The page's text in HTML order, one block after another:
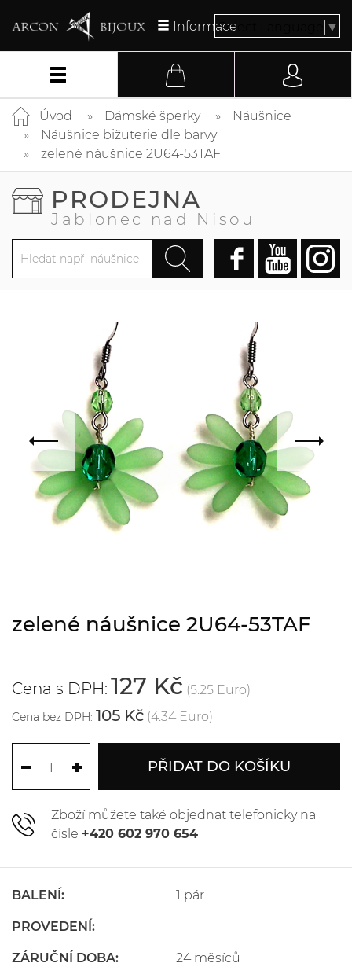
InformaceSelect Language ▼
Úvod Dámské šperky
Náušnice
Náušnice bižuterie dle barvy
zelené náušnice 2U64-53TAF
PRODEJNA
Jablonec nad Nisou
zelené náušnice 2U64-53TAF
Cena s DPH: 127 Kč (5.25 Euro)
Cena bez DPH: 105 Kč (4.34 Euro)
PŘIDAT DO KOŠÍKU
Zboží můžete také objednat telefonicky na
čísle +420 602 970 654
BALENÍ: 1 pár
PROVEDENÍ:
ZÁRUČNÍ DOBA: 24 měsíců